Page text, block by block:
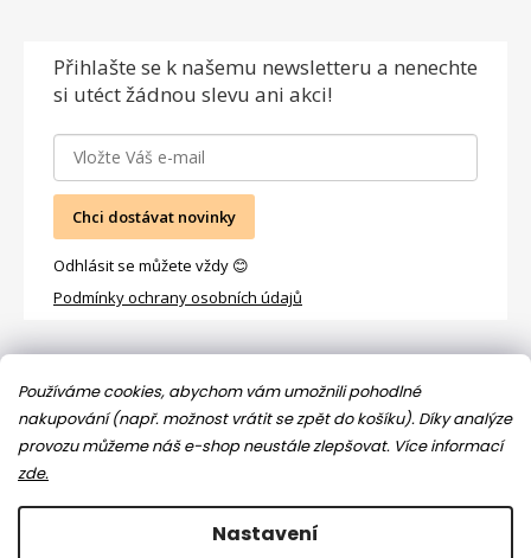
Používáme cookies, abychom vám umožnili pohodlné
nakupování (např. možnost vrátit se zpět do košíku). Díky analýze
provozu můžeme náš e-shop neustále zlepšovat. Více informací
zde.
Nastavení
Přihlašte se k našemu newsletteru a nenechte
si utéct žádnou slevu ani akci!
Chci dostávat novinky
Odhlásit se můžete vždy 😊
Podmínky ochrany osobních údajů
Facebook